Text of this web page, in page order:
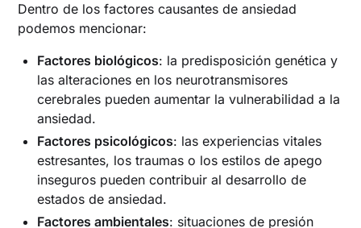
Dentro de los factores causantes de ansiedad
podemos mencionar:
Factores biológicos: la predisposición genética y
las alteraciones en los neurotransmisores
cerebrales pueden aumentar la vulnerabilidad a la
ansiedad.
Factores psicológicos: las experiencias vitales
estresantes, los traumas o los estilos de apego
inseguros pueden contribuir al desarrollo de
estados de ansiedad.
Factores ambientales: situaciones de presión